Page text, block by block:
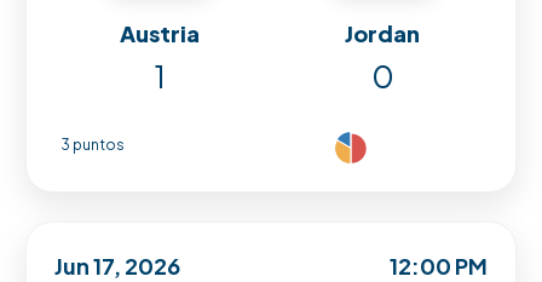
Austria Jordan
1 0
3 puntos
Jun 17, 2026 12:00 PM